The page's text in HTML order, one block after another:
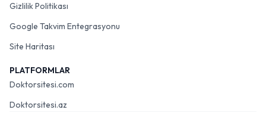
Gizlilik Politikası
Google Takvim Entegrasyonu
Site Haritası
PLATFORMLAR
Doktorsitesi.com
Doktorsitesi.az